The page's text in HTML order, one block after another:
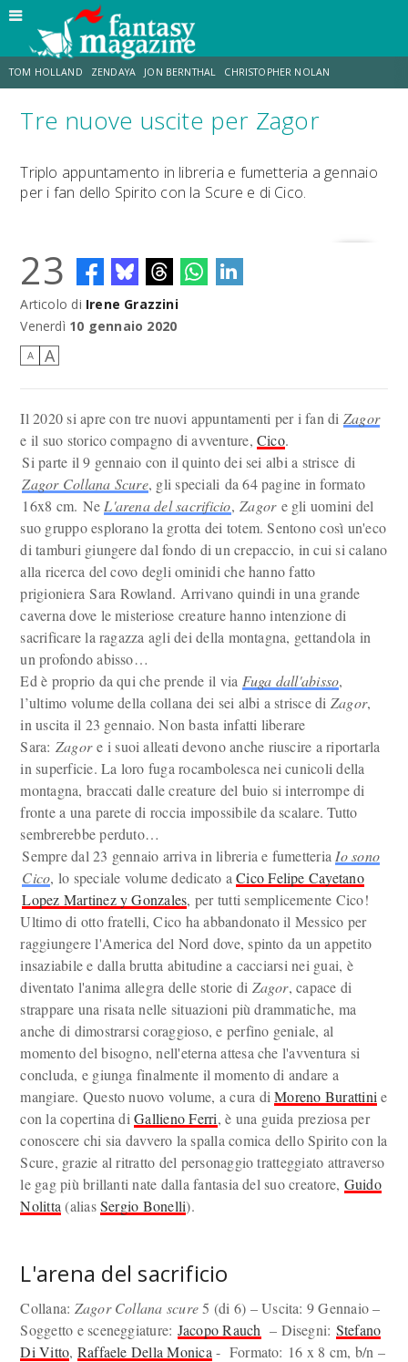
TOM HOLLAND ZENDAYA JON BERNTHAL CHRISTOPHER NOLAN
STRANIMONDI LUCCA COMICS & GAMES ODISSEA MARK RUFFALO
JACOB BATALON ERIK SOMMERS
Tre nuove uscite per Zagor
Triplo appuntamento in libreria e fumetteria a gennaio
per i fan dello Spirito con la Scure e di Cico.
23
Articolo di Irene Grazzini
Venerdì 10 gennaio 2020
A A
Il 2020 si apre con tre nuovi appuntamenti per i fan di Zagor
e il suo storico compagno di avventure,Cico.
Si parte il 9 gennaio con il quinto dei sei albi a strisce di
Zagor Collana Scure, gli speciali da 64 pagine in formato
16x8 cm. Ne L'arena del sacrificio,Zagor e gli uomini del
suo gruppo esplorano la grotta dei totem. Sentono così un'eco
di tamburi giungere dal fondo di un crepaccio, in cui si calano
alla ricerca del covo degli ominidi che hanno fatto
prigioniera Sara Rowland. Arrivano quindi in una grande
caverna dove le misteriose creature hanno intenzione di
sacrificare la ragazza agli dei della montagna, gettandola in
un profondo abisso…
Ed è proprio da qui che prende il via Fuga dall'abisso,
l’ultimo volume della collana dei sei albi a strisce di Zagor,
in uscita il 23 gennaio. Non basta infatti liberare
Sara: Zagore i suoi alleati devono anche riuscire a riportarla
in superficie. La loro fuga rocambolesca nei cunicoli della
montagna, braccati dalle creature del buio si interrompe di
fronte a una parete di roccia impossibile da scalare. Tutto
sembrerebbe perduto…
Sempre dal 23 gennaio arriva in libreria e fumetteria Io sono
Cico, lo speciale volume dedicato aCico Felipe Cayetano
Lopez Martinez y Gonzales, per tutti semplicemente Cico!
Ultimo di otto fratelli, Cico ha abbandonato il Messico per
raggiungere l'America del Nord dove, spinto da un appetito
insaziabile e dalla brutta abitudine a cacciarsi nei guai, è
diventato l'anima allegra delle storie di Zagor, capace di
strappare una risata nelle situazioni più drammatiche, ma
anche di dimostrarsi coraggioso, e perfino geniale, al
momento del bisogno, nell'eterna attesa che l'avventura si
concluda, e giunga finalmente il momento di andare a
mangiare. Questo nuovo volume, a cura diMoreno Burattini e
con la copertina diGallieno Ferri, è una guida preziosa per
conoscere chi sia davvero la spalla comica dello Spirito con la
Scure, grazie al ritratto del personaggio tratteggiato attraverso
le gag più brillanti nate dalla fantasia del suo creatore, Guido
Nolitta (aliasSergio Bonelli).
L'arena del sacrificio
Collana: Zagor Collana scure5 (di 6) – Uscita: 9 Gennaio –
Soggetto e sceneggiature: Jacopo Rauch – Disegni: Stefano
Di Vitto, Raffaele Della Monica - Formato: 16 x 8 cm, b/n –